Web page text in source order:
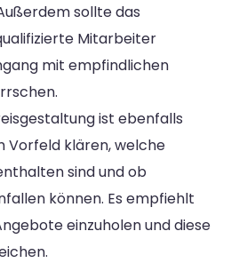
sollte das
Mitarbeiter
mit empfindlichen
ist ebenfalls
Vorfeld klären, welche
sind und ob
können. Es empfiehlt
einzuholen und diese